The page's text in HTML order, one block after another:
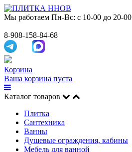
Мы работаем Пн-Вс: с 10-00 до 20-00
8-908-158-84-68
Корзина
Ваша корзина пуста
Каталог товаров
Плитка
Сантехника
Ванны
Душевые ограждения, кабины
Мебель для ванной